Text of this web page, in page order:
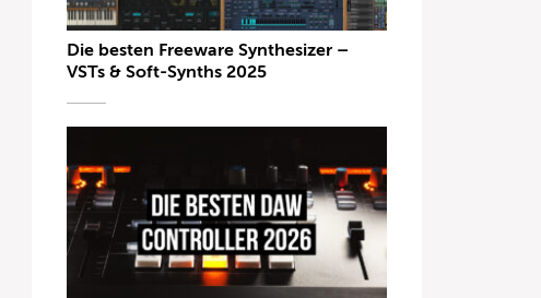
Die besten Freeware Synthesizer –
VSTs & Soft-Synths 2025